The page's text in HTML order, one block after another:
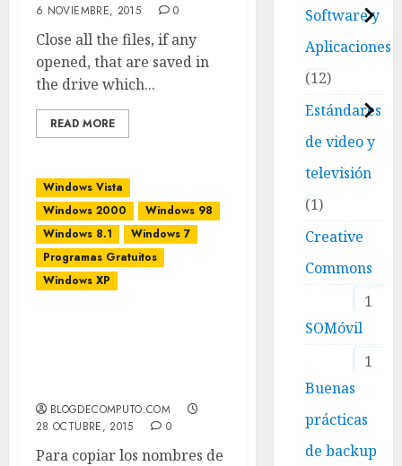
6 NOVIEMBRE, 2015
0
Close all the files, if any
opened, that are saved in
the drive which...
READ MORE
Windows Vista
Windows 2000
Windows 98
Windows 8.1
Windows 7
Programas Gratuitos
Windows XP
BLOGDECOMPUTO.COM
28 OCTUBRE, 2015
0
Para copiar los nombres de
Software y
Aplicaciones
12
Estándares
de video y
televisión
1
Creative
Commons
1
SOMóvil
1
Buenas
prácticas
de backup